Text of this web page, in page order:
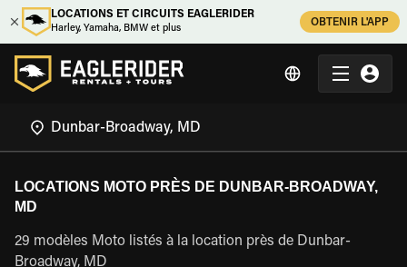
LOCATIONS ET CIRCUITS EAGLERIDER
Harley, Yamaha, BMW et plus
OBTENIR L'APP
LOCATIONS MOTO PRÈS DE DUNBAR-BROADWAY,
MD
29 modèles Moto listés à la location près de Dunbar-
Broadway, MD